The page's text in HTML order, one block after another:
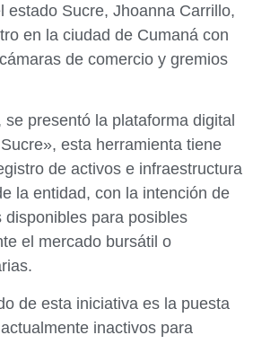
estado Sucre, Jhoanna Carrillo,
en la ciudad de Cumaná con
de comercio y gremios
presentó la plataforma digital
esta herramienta tiene
de activos e infraestructura
la entidad, con la intención de
disponibles para posibles
el mercado bursátil o
de esta iniciativa es la puesta
inactivos para